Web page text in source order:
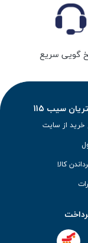
گویی سریع
سیب 115
خرید از سایت
کالا